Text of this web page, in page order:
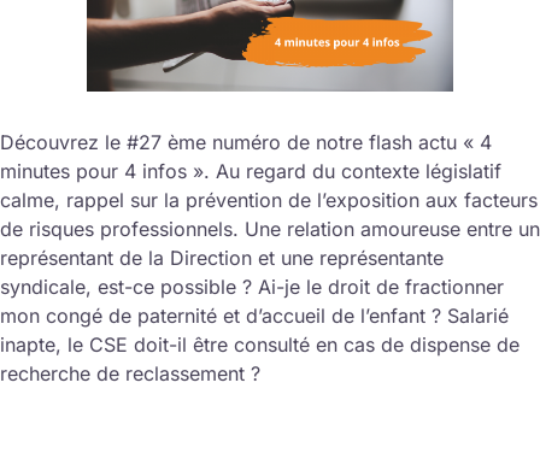
Découvrez le #27 ème numéro de notre flash actu « 4
minutes pour 4 infos ». Au regard du contexte législatif
calme, rappel sur la prévention de l’exposition aux facteurs
de risques professionnels. Une relation amoureuse entre un
représentant de la Direction et une représentante
syndicale, est-ce possible ? Ai-je le droit de fractionner
mon congé de paternité et d’accueil de l’enfant ? Salarié
inapte, le CSE doit-il être consulté en cas de dispense de
recherche de reclassement ?